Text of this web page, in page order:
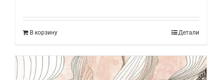
В корзину Детали